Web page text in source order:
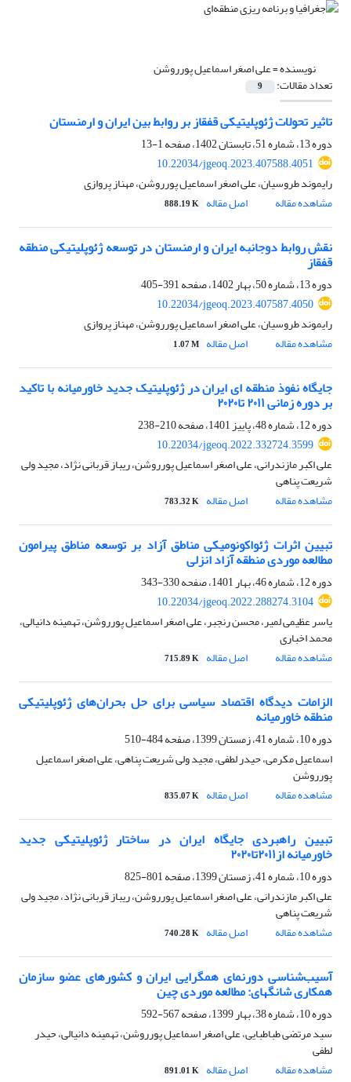
نویسنده =علی اصغر اسماعیل پورروشن
تعداد مقالات: 9
تاثیر تحولات ژئوپلیتیکی قفقاز بر روابط بین ایران و ارمنستان
دوره 13، شماره 51، تابستان 1402، صفحه
1-13
10.22034/jgeoq.2023.407588.4051
رایموند طروسیان، علی اصغر اسماعیل پورروشن، مهناز پروازی
مشاهده مقاله
اصل مقاله 888.19 K
نقش روابط دوجانبه ایران و ارمنستان در توسعه ژئوپلیتیکی منطقه
قفقاز
دوره 13، شماره 50، بهار 1402، صفحه
391-405
10.22034/jgeoq.2023.407587.4050
رایموند طروسیان، علی اصغر اسماعیل پورروشن، مهناز پروازی
مشاهده مقاله
اصل مقاله 1.07 M
جایگاه نفوذ منطقه ای ایران در ژئوپلیتیک جدید خاورمیانه با تاکید
بر دوره زمانی ۲۰۱۱ تا۲۰۲۰
دوره 12، شماره 48، پاییز 1401، صفحه
210-238
10.22034/jgeoq.2022.332724.3599
علی اکبر مازندرانی، علی اصغر اسماعیل پورروشن، ریباز قربانی نژاد، مجید ولی
شریعت پناهی
مشاهده مقاله
اصل مقاله 783.32 K
تبیین اثرات ژئواکونومیکی مناطق آزاد بر توسعه مناطق پیرامون
مطالعه موردی منطقه آزاد انزلی
دوره 12، شماره 46، بهار 1401، صفحه
330-343
10.22034/jgeoq.2022.288274.3104
یاسر عظیمی لمیر، محسن رنجبر، علی اصغر اسماعیل پورروشن، تهمینه دانیالی،
محمد اخباری
مشاهده مقاله
اصل مقاله 715.89 K
الزامات دیدگاه اقتصاد سیاسی برای حل بحران‌های ژئوپلیتیکی
منطقه خاورمیانه
دوره 10، شماره 41، زمستان 1399، صفحه
484-510
اسماعیل مکرمی، حیدر لطفی، مجید ولی شریعت پناهی، علی اصغر اسماعیل
پورروشن
مشاهده مقاله
اصل مقاله 835.07 K
تبیین راهبردی جایگاه ایران در ساختار ژئوپلیتیکی جدید
خاورمیانه از۲۰۱۱تا۲۰۲۰
دوره 10، شماره 41، زمستان 1399، صفحه
801-825
علی اکبر مازندرانی، علی اصغر اسماعیل پورروشن، ریباز قربانی نژاد، مجید ولی
شریعت پناهی
مشاهده مقاله
اصل مقاله 740.28 K
آسیب‌شناسی دورنمای همگرایی ایران و کشورهای عضو سازمان
همکاری شانگهای: مطالعه موردی چین
دوره 10، شماره 38، بهار 1399، صفحه
567-592
سید مرتضی طباطبایی، علی اصغر اسماعیل پورروشن، تهمینه دانیالی، حیدر
لطفی
مشاهده مقاله
اصل مقاله 891.01 K